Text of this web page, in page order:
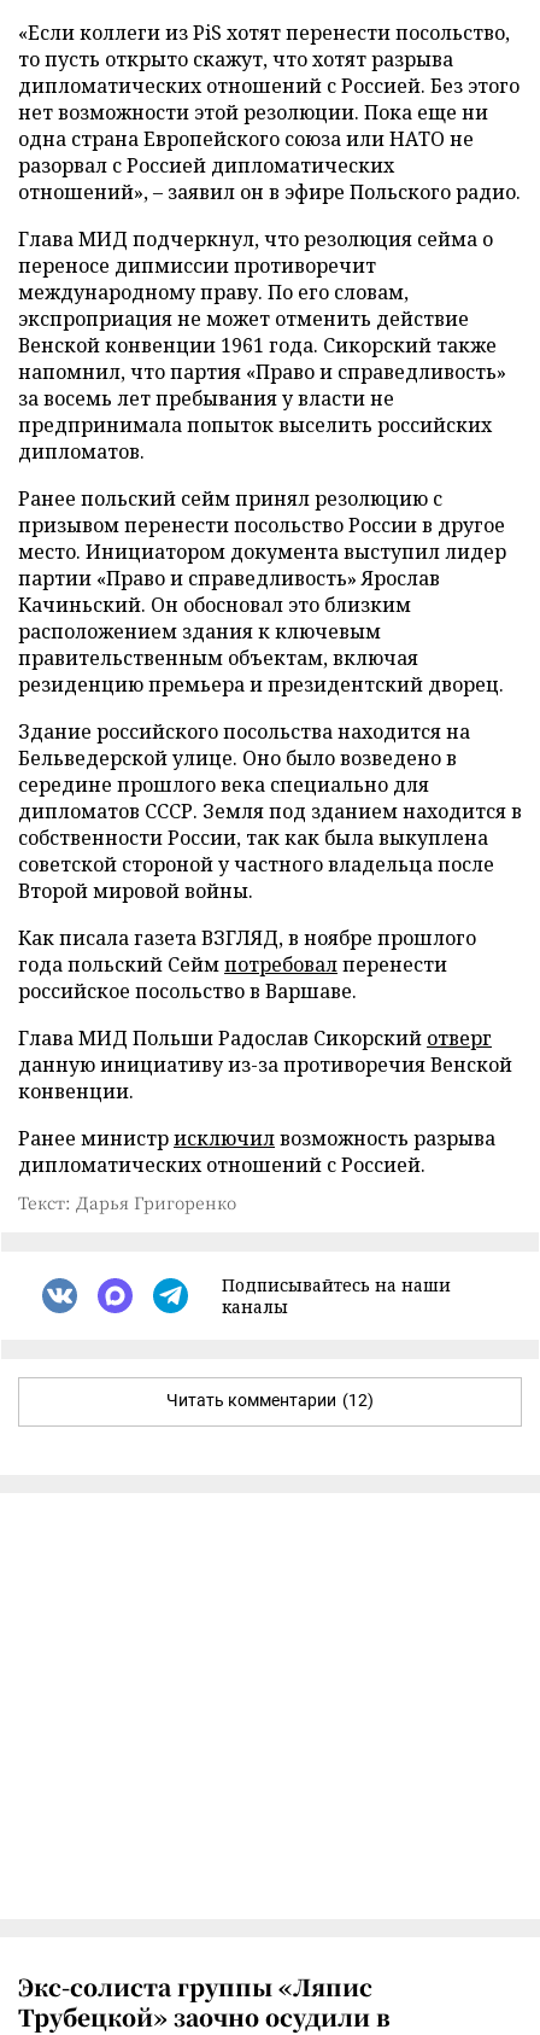
«Если коллеги из PiS хотят перенести посольство,
то пусть открыто скажут, что хотят разрыва
дипломатических отношений с Россией. Без этого
нет возможности этой резолюции. Пока еще ни
одна страна Европейского союза или НАТО не
разорвал с Россией дипломатических
отношений», – заявил он в эфире Польского радио.
Глава МИД подчеркнул, что резолюция сейма о
переносе дипмиссии противоречит
международному праву. По его словам,
экспроприация не может отменить действие
Венской конвенции 1961 года. Сикорский также
напомнил, что партия «Право и справедливость»
за восемь лет пребывания у власти не
предпринимала попыток выселить российских
дипломатов.
Ранее польский сейм принял резолюцию с
призывом перенести посольство России в другое
место. Инициатором документа выступил лидер
партии «Право и справедливость» Ярослав
Качиньский. Он обосновал это близким
расположением здания к ключевым
правительственным объектам, включая
резиденцию премьера и президентский дворец.
Здание российского посольства находится на
Бельведерской улице. Оно было возведено в
середине прошлого века специально для
дипломатов СССР. Земля под зданием находится в
собственности России, так как была выкуплена
советской стороной у частного владельца после
Второй мировой войны.
Как писала газета ВЗГЛЯД, в ноябре прошлого
года польский Сеймпотребовалперенести
российское посольство в Варшаве.
Глава МИД Польши Радослав Сикорский отверг
данную инициативу из-за противоречия Венской
конвенции.
Ранее министрисключилвозможность разрыва
дипломатических отношений с Россией.
Текст: Дарья Григоренко
Подписывайтесь на наши
каналы
Читать комментарии (12)
Экс-солиста группы «Ляпис
Трубецкой» заочно осудили в